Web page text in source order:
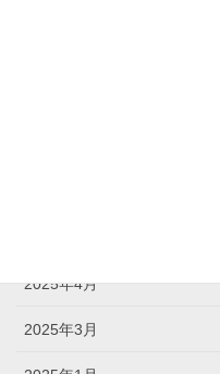
2025年4月
2025年3月